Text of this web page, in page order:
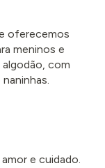
oferecemos
meninos e
com
e cuidado.